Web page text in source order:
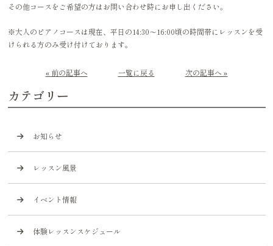
その他コースをご希望の方はお問い合わせ時にお申し出ください。
※大人のピアノコースは現在、平日の14:30〜16:00頃の時間帯にレッスンを受
けられる方のみ受け付けております。
« 前の記事へ 一覧に戻る 次の記事へ »
カテゴリー
お知らせ
レッスン風景
イベント情報
体験レッスンスケジュール